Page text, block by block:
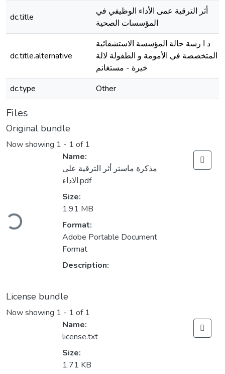
dc.title
أثر الترقية عمى الأداء الوظيفي في
المؤسسات الصحية
dc.title.alternative
د ا رسة حالة المؤسسة الاستشفائية
المتخصصة في الأمومة و الطفولة لالة
خيرة - مستغانم
dc.type
Other
Files
Original bundle
Now showing 1 - 1 of 1
Name:
مذكرة ماستر أثر الترقية على
الاداء.pdf
Size:
1.91 MB
Format:
Adobe Portable Document
Format
Description:
License bundle
Now showing 1 - 1 of 1
Name:
license.txt
Size:
1.71 KB